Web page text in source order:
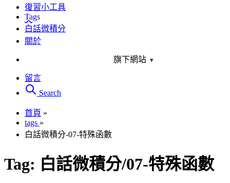
復習小工具
Tags
白話微積分
關於
旗下網站 ▾
留言
Search
首頁 »
tags »
白話微積分-07-特殊函數
Tag: 白話微積分/07-特殊函數